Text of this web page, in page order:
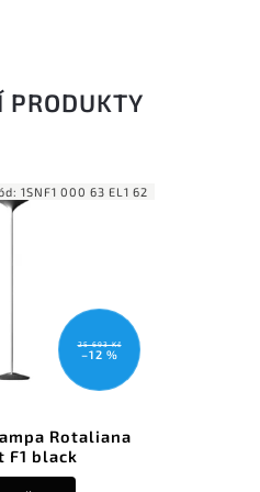
PRODUKTY
25 693 Kč
–12 %
Rotaliana
F1 black
1SNF1 000 63 EL1 62